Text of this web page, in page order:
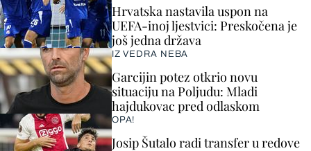
Hrvatska nastavila uspon na
UEFA-inoj ljestvici: Preskočena je
još jedna država
IZ VEDRA NEBA
Garcijin potez otkrio novu
situaciju na Poljudu: Mladi
hajdukovac pred odlaskom
OPA!
Josip Šutalo radi transfer u redove